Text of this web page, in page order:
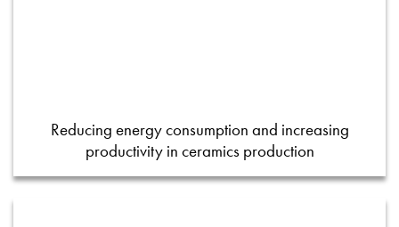
Reducing energy consumption and increasing
productivity in ceramics production